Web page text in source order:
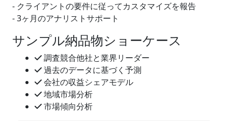
- クライアントの要件に従ってカスタマイズを報告
- 3ヶ月のアナリストサポート
サンプル納品物ショーケース
調査競合他社と業界リーダー
過去のデータに基づく予測
会社の収益シェアモデル
地域市場分析
市場傾向分析